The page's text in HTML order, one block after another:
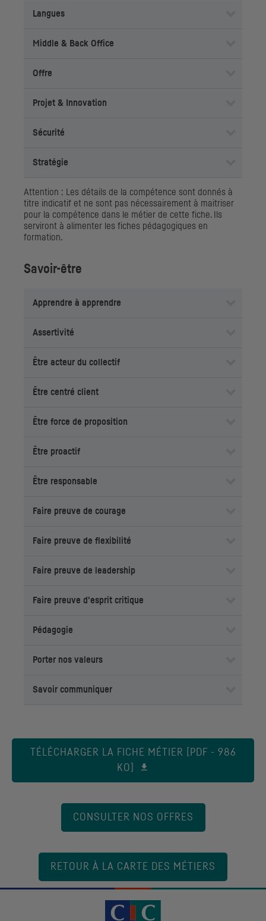
Langues
Middle & Back Office
Offre
Projet & Innovation
Sécurité
Stratégie
Attention : Les détails de la compétence sont donnés à
titre indicatif et ne sont pas nécessairement à maitriser
pour la compétence dans le métier de cette fiche. Ils
serviront à alimenter les fiches pédagogiques en
formation.
Savoir-être
Apprendre à apprendre
Assertivité
Être acteur du collectif
Être centré client
Être force de proposition
Être proactif
Être responsable
Faire preuve de courage
Faire preuve de flexibilité
Faire preuve de leadership
Faire preuve d'esprit critique
Pédagogie
Porter nos valeurs
Savoir communiquer
TÉLÉCHARGER LA FICHE MÉTIER [PDF - 986
KO]
CONSULTER NOS OFFRES
RETOUR À LA CARTE DES MÉTIERS